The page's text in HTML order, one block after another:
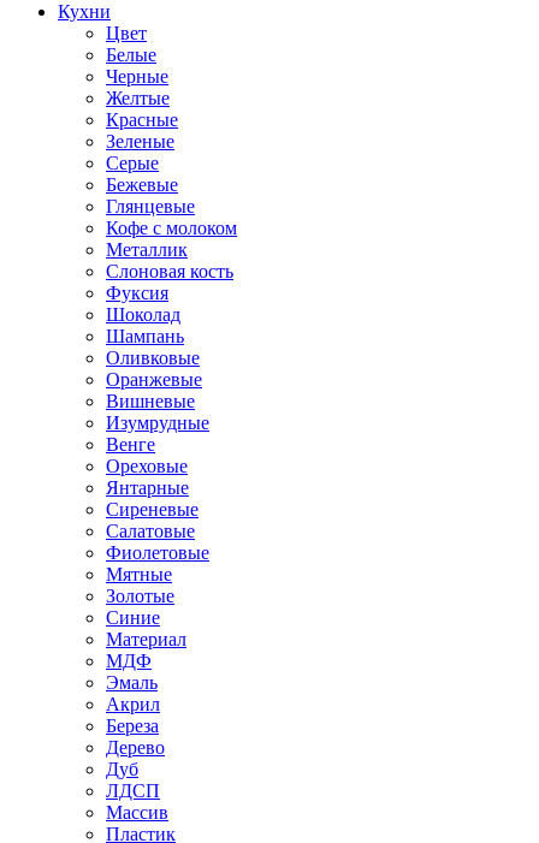
Кухни
Цвет
Белые
Черные
Желтые
Красные
Зеленые
Серые
Бежевые
Глянцевые
Кофе с молоком
Металлик
Слоновая кость
Фуксия
Шоколад
Шампань
Оливковые
Оранжевые
Вишневые
Изумрудные
Венге
Ореховые
Янтарные
Сиреневые
Салатовые
Фиолетовые
Мятные
Золотые
Синие
Материал
МДФ
Эмаль
Акрил
Береза
Дерево
Дуб
ЛДСП
Массив
Пластик